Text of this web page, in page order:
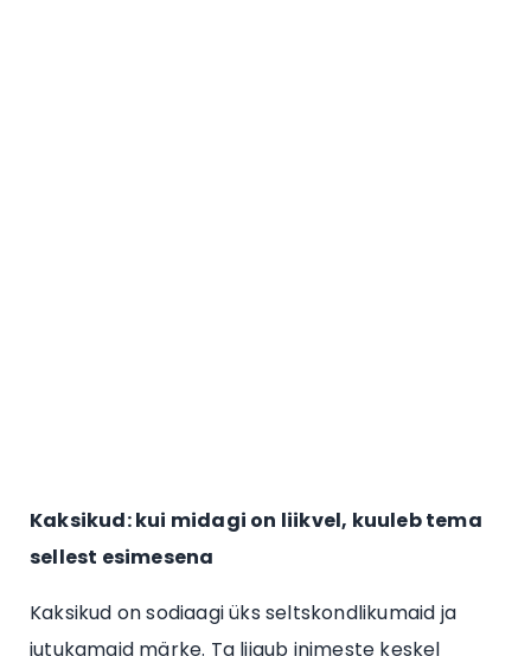
Kaksikud: kui midagi on liikvel, kuuleb tema
sellest esimesena
Kaksikud on sodiaagi üks seltskondlikumaid ja
jutukamaid märke. Ta liigub inimeste keskel